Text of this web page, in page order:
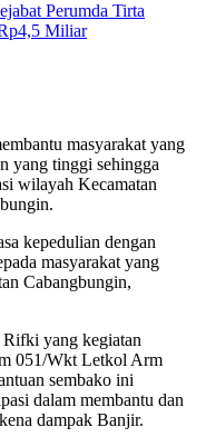
Perumda Tirta
Miliar
masyarakat yang
yang tinggi sehingga
wilayah Kecamatan
kepedulian dengan
masyarakat yang
Cabangbungin,
yang kegiatan
051/Wkt Letkol Arm
sembako ini
dalam membantu dan
dampak Banjir.